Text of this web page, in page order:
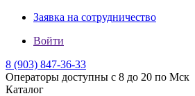
Заявка на сотрудничество
Войти
8 (903) 847-36-33
Операторы доступны с 8 до 20 по Мск
Каталог